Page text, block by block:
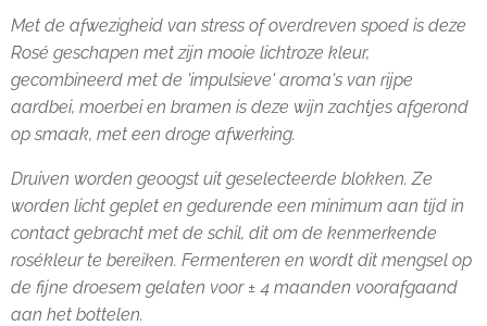
Met de afwezigheid van stress of overdreven spoed is deze
Rosé geschapen met zijn mooie lichtroze kleur,
gecombineerd met de 'impulsieve' aroma's van rijpe
aardbei, moerbei en bramen is deze wijn zachtjes afgerond
op smaak, met een droge afwerking.
Druiven worden geoogst uit geselecteerde blokken. Ze
worden licht geplet en gedurende een minimum aan tijd in
contact gebracht met de schil, dit om de kenmerkende
rosékleur te bereiken. Fermenteren en wordt dit mengsel op
de fijne droesem gelaten voor ± 4 maanden voorafgaand
aan het bottelen.